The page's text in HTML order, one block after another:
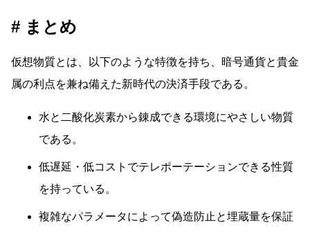
まとめ
仮想物質とは、以下のような特徴を持ち、暗号通貨と貴金
属の利点を兼ね備えた新時代の決済手段である。
水と二酸化炭素から錬成できる環境にやさしい物質
である。
低遅延・低コストでテレポーテーションできる性質
を持っている。
複雑なパラメータによって偽造防止と埋蔵量を保証